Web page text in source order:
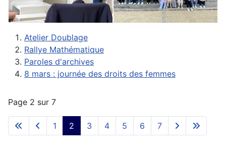
Atelier Doublage
Rallye Mathématique
Paroles d'archives
8 mars : journée des droits des femmes
Page 2 sur 7
1 2 3 4 5 6 7